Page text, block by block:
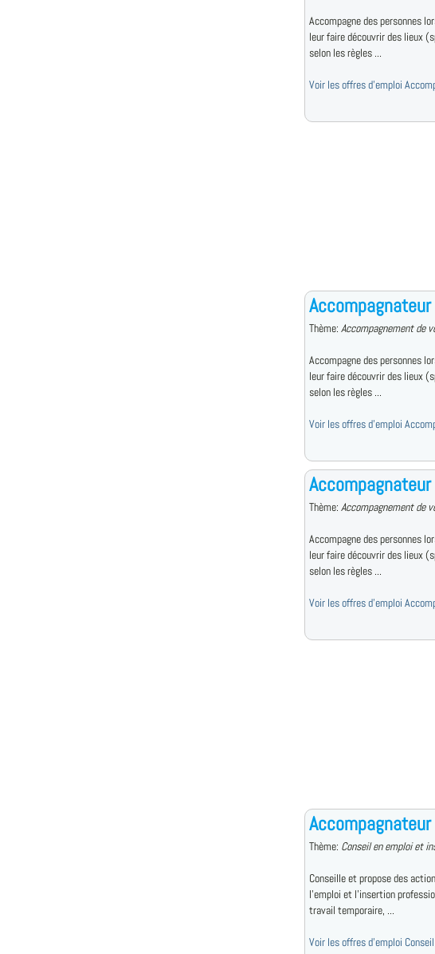
Accompagne des personnes
leur faire découvrir des lieux
selon les règles ...
Voir les offres d'emploi
Thème: Accompagnement de
Accompagne des personnes
leur faire découvrir des lieux
selon les règles ...
Voir les offres d'emploi
Thème: Accompagnement de
Accompagne des personnes
leur faire découvrir des lieux
selon les règles ...
Voir les offres d'emploi
Thème: Conseil en emploi et
Conseille et propose des
l'emploi et l'insertion
travail temporaire, ...
Voir les offres d'emploi